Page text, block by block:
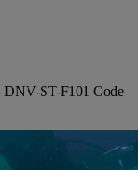
DNV-ST-F101 Code